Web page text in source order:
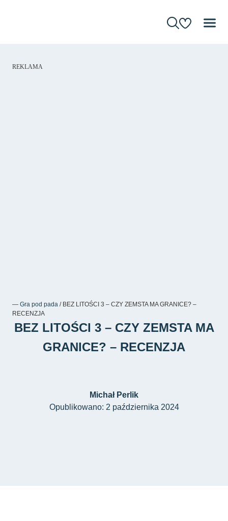
REKLAMA
― Gra pod pada / BEZ LITOŚCI 3 – CZY ZEMSTA MA GRANICE? –
RECENZJA
BEZ LITOŚCI 3 – CZY ZEMSTA MA
GRANICE? – RECENZJA
Michał Perlik
Opublikowano: 2 października 2024